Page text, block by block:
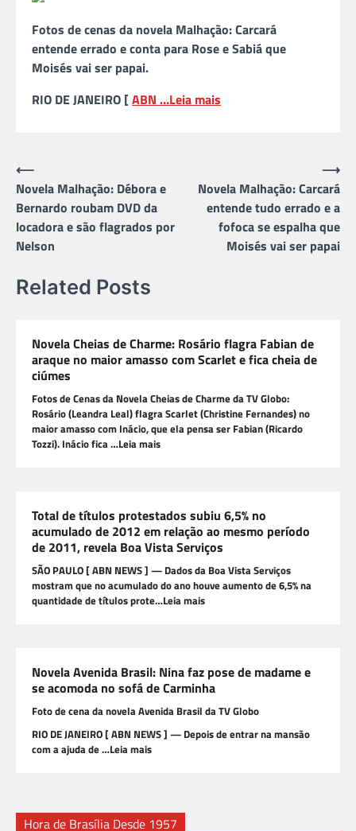
Fotos de cenas da novela Malhação: Carcará
entende errado e conta para Rose e Sabiá que
Moisés vai ser papai.
RIO DE JANEIRO [ABN …Leia mais
Navegação
de
Post
⟵
Novela Malhação: Débora e
Bernardo roubam DVD da
locadora e são flagrados por
Nelson
Novela Malhação: Carcará
entende tudo errado e a
fofoca se espalha que
Moisés vai ser papai
⟶
Related Posts
Novela Cheias de Charme: Rosário flagra Fabian de
araque no maior amasso com Scarlet e fica cheia de
ciúmes
Fotos de Cenas da Novela Cheias de Charme da TV Globo:
Rosário (Leandra Leal) flagra Scarlet (Christine Fernandes) no
maior amasso com Inácio, que ela pensa ser Fabian (Ricardo
Tozzi). Inácio fica …Leia mais
Total de títulos protestados subiu 6,5% no
acumulado de 2012 em relação ao mesmo período
de 2011, revela Boa Vista Serviços
SÃO PAULO [ ABN NEWS ] — Dados da Boa Vista Serviços
mostram que no acumulado do ano houve aumento de 6,5% na
quantidade de títulos prote…Leia mais
Novela Avenida Brasil: Nina faz pose de madame e
se acomoda no sofá de Carminha
Foto de cena da novela Avenida Brasil da TV Globo
RIO DE JANEIRO [ ABN NEWS ] — Depois de entrar na mansão
com a ajuda de …Leia mais
Hora de Brasília Desde 1957